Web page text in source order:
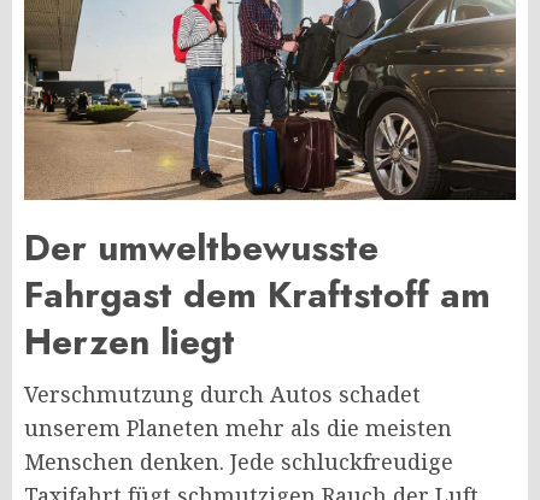
Der umweltbewusste
Fahrgast dem Kraftstoff am
Herzen liegt
Verschmutzung durch Autos schadet
unserem Planeten mehr als die meisten
Menschen denken. Jede schluckfreudige